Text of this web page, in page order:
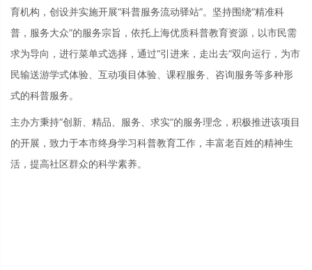
育机构，创设并实施开展“科普服务流动驿站”。坚持围绕“精准科
普，服务大众”的服务宗旨，依托上海优质科普教育资源，以市民需
求为导向，进行菜单式选择，通过“引进来，走出去”双向运行，为市
民输送游学式体验、互动项目体验、课程服务、咨询服务等多种形
式的科普服务。
主办方秉持“创新、精品、服务、求实”的服务理念，积极推进该项目
的开展，致力于本市终身学习科普教育工作，丰富老百姓的精神生
活，提高社区群众的科学素养。